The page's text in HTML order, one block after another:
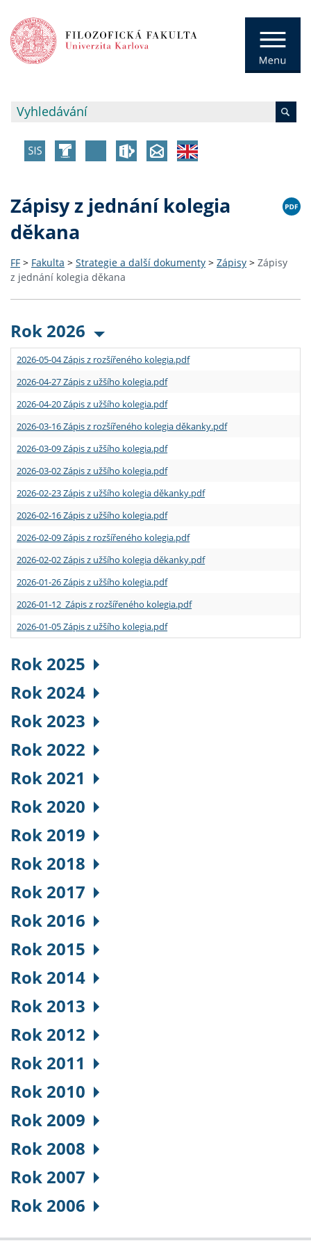
Zápisy z jednání kolegia
děkana
FF > Fakulta > Strategie a další dokumenty > Zápisy > Zápisy
z jednání kolegia děkana
Rok 2026
2026-05-04 Zápis z rozšířeného kolegia.pdf
2026-04-27 Zápis z užšího kolegia.pdf
2026-04-20 Zápis z užšího kolegia.pdf
2026-03-16 Zápis z rozšířeného kolegia děkanky.pdf
2026-03-09 Zápis z užšího kolegia.pdf
2026-03-02 Zápis z užšího kolegia.pdf
2026-02-23 Zápis z užšího kolegia děkanky.pdf
2026-02-16 Zápis z užšího kolegia.pdf
2026-02-09 Zápis z rozšířeného kolegia.pdf
2026-02-02 Zápis z užšího kolegia děkanky.pdf
2026-01-26 Zápis z užšího kolegia.pdf
2026-01-12 Zápis z rozšířeného kolegia.pdf
2026-01-05 Zápis z užšího kolegia.pdf
Rok 2025
Rok 2024
Rok 2023
Rok 2022
Rok 2021
Rok 2020
Rok 2019
Rok 2018
Rok 2017
Rok 2016
Rok 2015
Rok 2014
Rok 2013
Rok 2012
Rok 2011
Rok 2010
Rok 2009
Rok 2008
Rok 2007
Rok 2006